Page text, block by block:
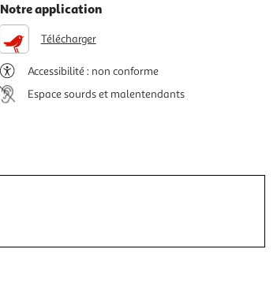
Notre application
Télécharger
Accessibilité : non conforme
Espace sourds et malentendants